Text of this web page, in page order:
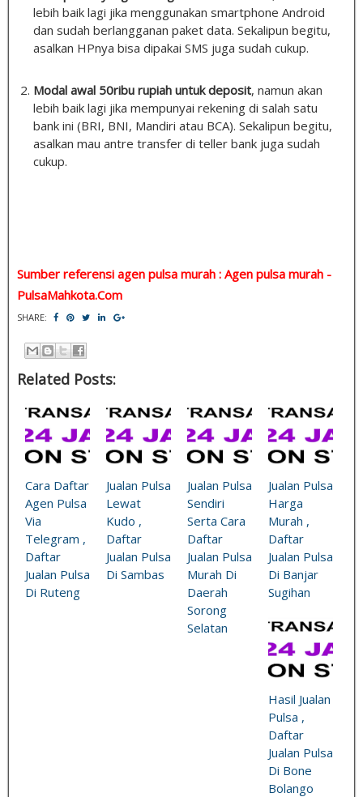
lebih baik lagi jika menggunakan smartphone Android
dan sudah berlangganan paket data. Sekalipun begitu,
asalkan HPnya bisa dipakai SMS juga sudah cukup.
Modal awal 50ribu rupiah untuk deposit, namun akan
lebih baik lagi jika mempunyai rekening di salah satu
bank ini (BRI, BNI, Mandiri atau BCA). Sekalipun begitu,
asalkan mau antre transfer di teller bank juga sudah
cukup.
Sumber referensi agen pulsa murah : Agen pulsa murah -
PulsaMahkota.Com
SHARE:
Related Posts:
Cara Daftar
Agen Pulsa
Via
Telegram ,
Daftar
Jualan Pulsa
Di Ruteng
Jualan Pulsa
Lewat
Kudo ,
Daftar
Jualan Pulsa
Di Sambas
Jualan Pulsa
Sendiri
Serta Cara
Daftar
Jualan Pulsa
Murah Di
Daerah
Sorong
Selatan
Jualan Pulsa
Harga
Murah ,
Daftar
Jualan Pulsa
Di Banjar
Sugihan
Hasil Jualan
Pulsa ,
Daftar
Jualan Pulsa
Di Bone
Bolango